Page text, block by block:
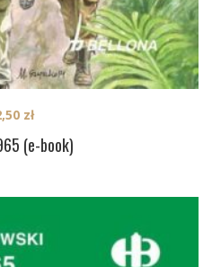
(e-book)
zł